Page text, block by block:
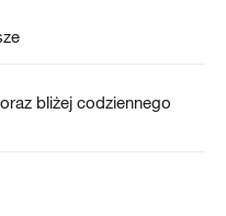
bliżej codziennego